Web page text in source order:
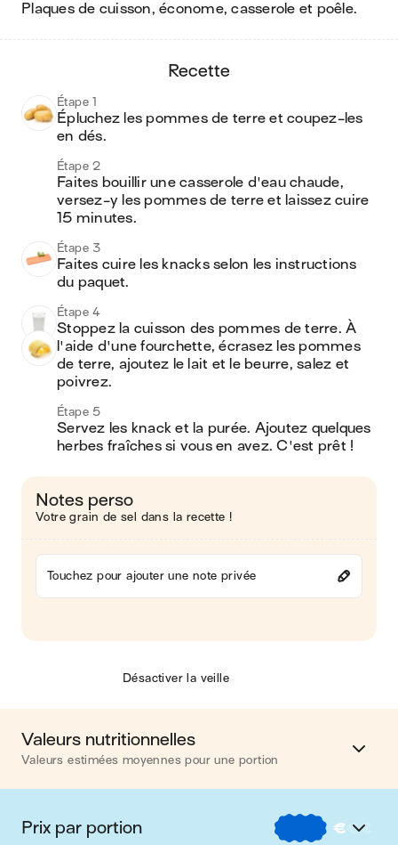
plaques de cuisson, économe, casserole et poêle.
recette
Étape 1
Épluchez les pommes de terre et coupez-les
en dés.
Étape 2
Faites bouillir une casserole d'eau chaude,
versez-y les pommes de terre et laissez cuire
15 minutes.
Étape 3
Faites cuire les knacks selon les instructions
du paquet.
Étape 4
Stoppez la cuisson des pommes de terre. À
l'aide d'une fourchette, écrasez les pommes
de terre, ajoutez le lait et le beurre, salez et
poivrez.
Étape 5
Servez les knack et la purée. Ajoutez quelques
herbes fraîches si vous en avez. C'est prêt !
Notes perso
Votre grain de sel dans la recette !
Touchez pour ajouter une note privée
Désactiver la veille
Valeurs nutritionnelles
Valeurs estimées moyennes pour une portion
Calories 550 kcal
Matières grasses 25 g
Prix par portion € €€